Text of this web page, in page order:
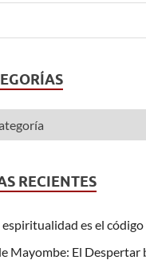
RECIENTES
espiritualidad es el
Mayombe: El Despertar